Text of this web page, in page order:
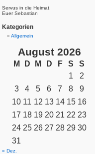
Servus in die Heimat,
Euer Sebastian
Kategorien
Allgemein
August 2026
M D M D F S
S
1
2
3
4 5 6 7 8
9
10 11 12 13 14 15 16
17 18 19 20 21 22 23
24 25 26 27 28 29 30
31
« Dez.